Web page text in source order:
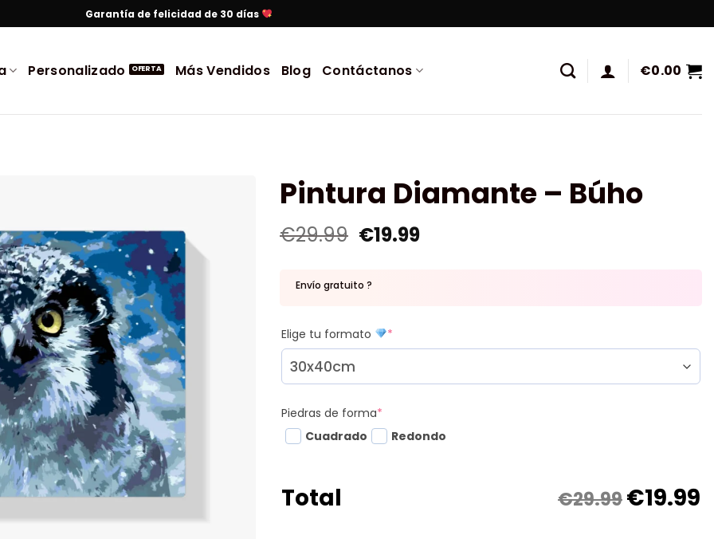
Garantía de felicidad de 30 días
Personalizado Más Vendidos Blog Contáctanos €0.00
Pintura Diamante – Búho
€29.99 €19.99
Envío gratuito ?
Elige tu formato *
Piedras de forma*
Cuadrado
Redondo
Total €29.99€19.99